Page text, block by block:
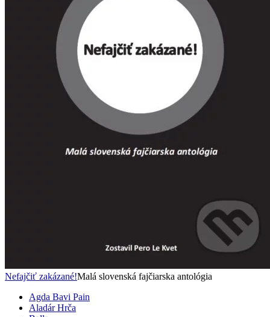
Nefajčiť zakázané!Malá slovenská fajčiarska antológia
Agda Bavi Pain
Aladár Hrča